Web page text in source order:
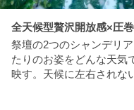
全天候型贅沢開放感×圧
祭壇の2つのシャンデリ
たりのお姿をどんな天気
映す。天候に左右されな